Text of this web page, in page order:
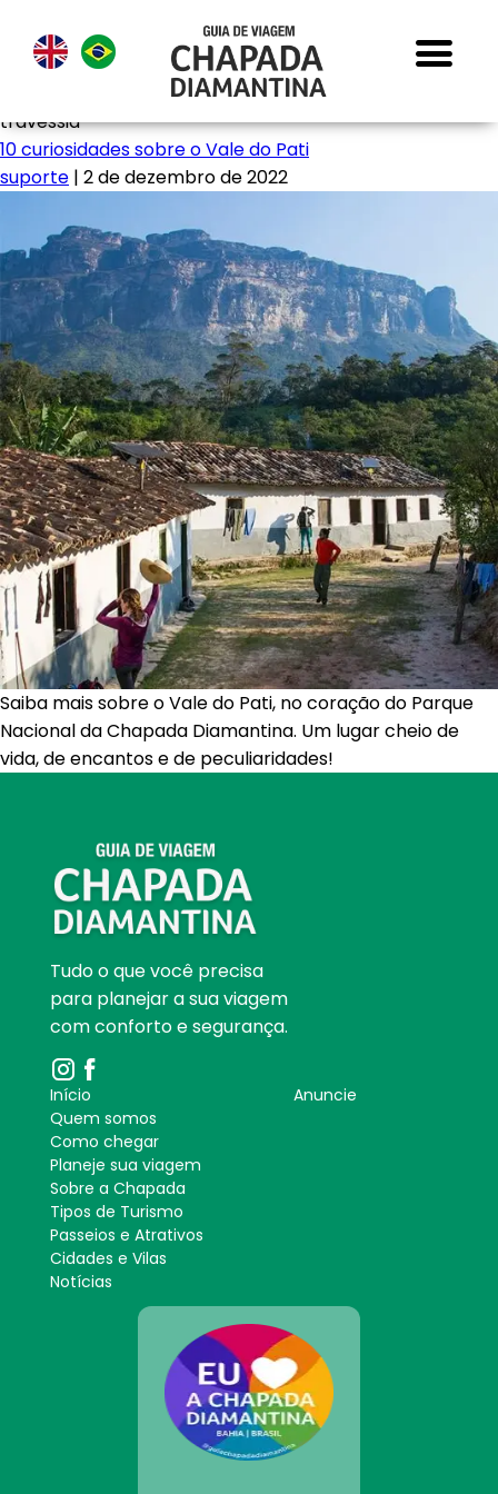
travessia
10 curiosidades sobre o Vale do Pati
suporte | 2 de dezembro de 2022
Saiba mais sobre o Vale do Pati, no coração do Parque
Nacional da Chapada Diamantina. Um lugar cheio de
vida, de encantos e de peculiaridades!
Tudo o que você precisa
para planejar a sua viagem
com conforto e segurança.
Início
Quem somos
Como chegar
Planeje sua viagem
Sobre a Chapada
Tipos de Turismo
Passeios e Atrativos
Cidades e Vilas
Notícias
Anuncie